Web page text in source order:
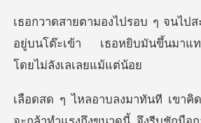
อยู่บนโต๊ะเข้า เธอหยิบมันขึ้นมาแท